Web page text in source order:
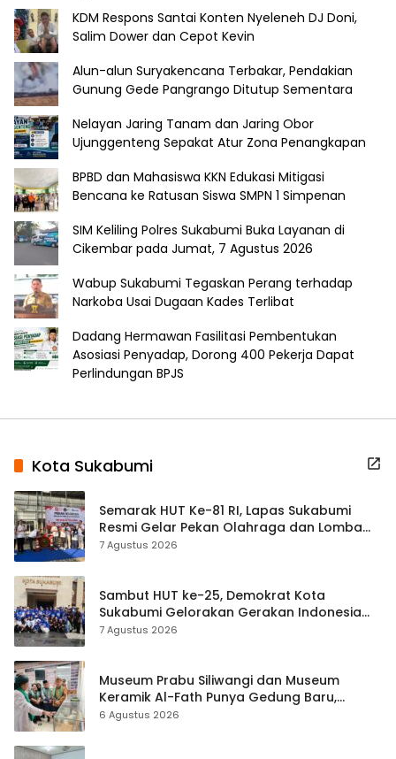
KDM Respons Santai Konten Nyeleneh DJ Doni,
Salim Dower dan Cepot Kevin
Alun-alun Suryakencana Terbakar, Pendakian
Gunung Gede Pangrango Ditutup Sementara
Nelayan Jaring Tanam dan Jaring Obor
Ujunggenteng Sepakat Atur Zona Penangkapan
BPBD dan Mahasiswa KKN Edukasi Mitigasi
Bencana ke Ratusan Siswa SMPN 1 Simpenan
SIM Keliling Polres Sukabumi Buka Layanan di
Cikembar pada Jumat, 7 Agustus 2026
Wabup Sukabumi Tegaskan Perang terhadap
Narkoba Usai Dugaan Kades Terlibat
Dadang Hermawan Fasilitasi Pembentukan
Asosiasi Penyadap, Dorong 400 Pekerja Dapat
Perlindungan BPJS
Kota Sukabumi
Semarak HUT Ke-81 RI, Lapas Sukabumi
Resmi Gelar Pekan Olahraga dan Lomba
Tradisional
7 Agustus 2026
Sambut HUT ke-25, Demokrat Kota
Sukabumi Gelorakan Gerakan Indonesia
ASRI Lewat Aksi Bersih Masjid Agung
7 Agustus 2026
Museum Prabu Siliwangi dan Museum
Keramik Al-Fath Punya Gedung Baru,
Hampir 500 Koleksi Dipisahkan
6 Agustus 2026